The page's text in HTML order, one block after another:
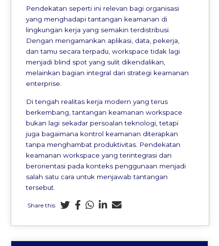
Pendekatan seperti ini relevan bagi organisasi
yang menghadapi tantangan keamanan di
lingkungan kerja yang semakin terdistribusi.
Dengan mengamankan aplikasi, data, pekerja,
dan tamu secara terpadu, workspace tidak lagi
menjadi blind spot yang sulit dikendalikan,
melainkan bagian integral dari strategi keamanan
enterprise.
Di tengah realitas kerja modern yang terus
berkembang, tantangan keamanan workspace
bukan lagi sekadar persoalan teknologi, tetapi
juga bagaimana kontrol keamanan diterapkan
tanpa menghambat produktivitas. Pendekatan
keamanan workspace yang terintegrasi dan
berorientasi pada konteks penggunaan menjadi
salah satu cara untuk menjawab tantangan
tersebut.
Share this